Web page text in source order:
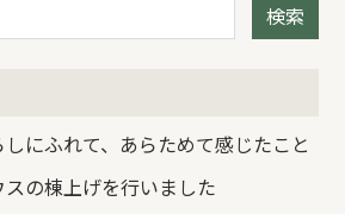
検索
にふれて、あらためて感じたこと
の棟上げを行いました